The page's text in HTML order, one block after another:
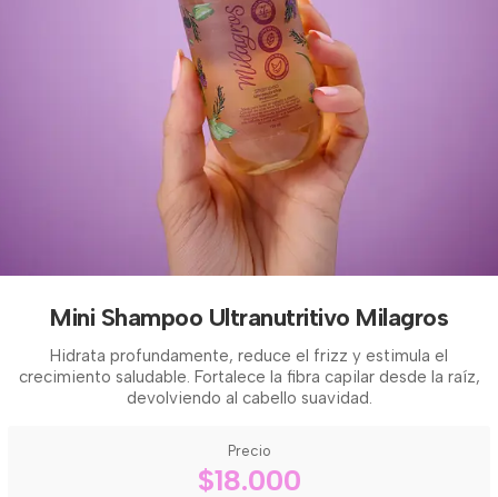
Mini Shampoo Ultranutritivo Milagros
Hidrata profundamente, reduce el frizz y estimula el
crecimiento saludable. Fortalece la fibra capilar desde la raíz,
devolviendo al cabello suavidad.
Precio
$18.000